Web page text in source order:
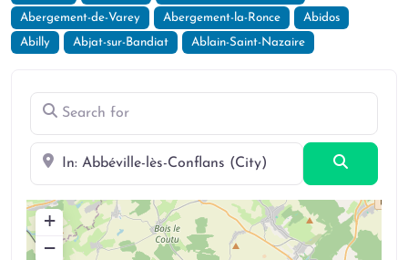
Search for
Near
+
−
Abergement-de-Varey Abergement-la-Ronce Abidos
Abilly Abjat-sur-Bandiat Ablain-Saint-Nazaire